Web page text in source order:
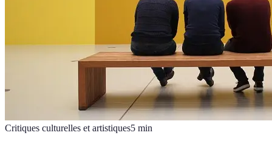
Critiques culturelles et artistiques5 min